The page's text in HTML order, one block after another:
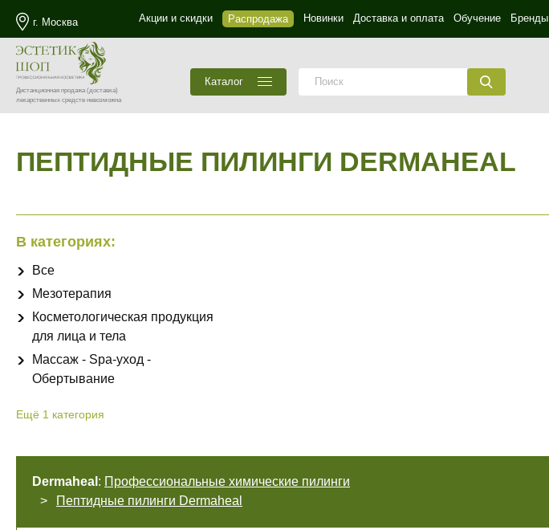
г. Москва Акции и скидки Распродажа Новинки Доставка и оплата Обучение Бренды
Дистанционная продажа(доставка)
лекарственных средств невозможна
Каталог
ПЕПТИДНЫЕ ПИЛИНГИ DERMAHEAL
В категориях:
Все
Мезотерапия
Косметологическая продукция
для лица и тела
Массаж - Spa-уход -
Обертывание
Ещё 1 категория
Dermaheal : Профессиональные химические пилинги
Пептидные пилинги Dermaheal